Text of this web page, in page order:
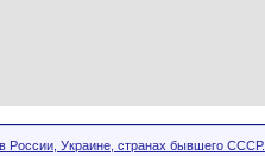
России, Украине, странах бывшего СССР.